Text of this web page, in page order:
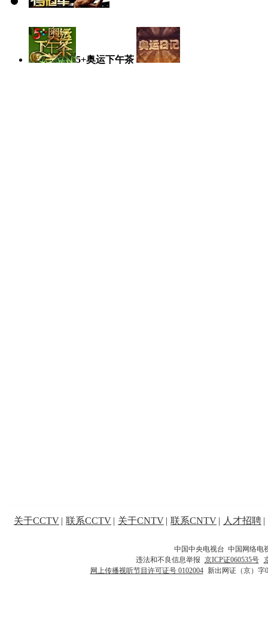
5+奥运下午茶
关于CCTV | 联系CCTV | 关于CNTV | 联系CNTV | 人才招聘 |
中国中央电视台 中国网络电
违法和不良信息举报 京ICP证060535号
网上传播视听节目许可证号 0102004 新出网证（京）